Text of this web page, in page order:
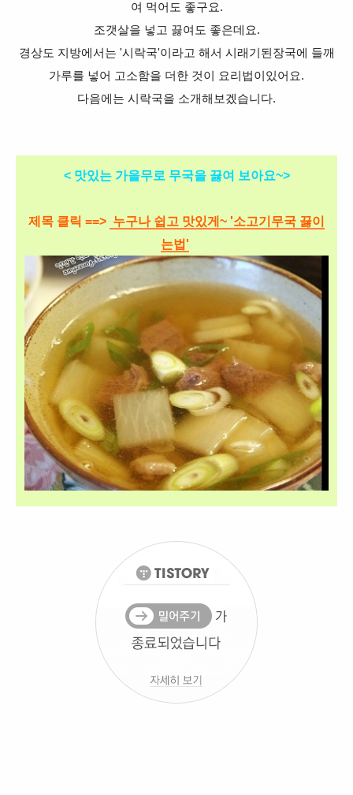
여 먹어도 좋구요.
조갯살을 넣고 끓여도 좋은데요.
경상도 지방에서는 '시락국'이라고 해서 시래기된장국에 들깨
가루를 넣어 고소함을 더한 것이 요리법이있어요.
다음에는 시락국을 소개해보겠습니다.
< 맛있는 가을무로 무국을 끓여 보아요~>
제목 클릭 ==> 누구나 쉽고 맛있게~ '소고기무국 끓이
는법'